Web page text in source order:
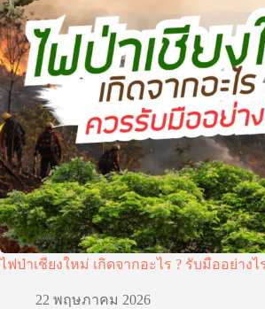
ไฟป่าเชียงใหม่ เกิดจากอะไร ? รับมืออย่างไ
22 พฤษภาคม 2026